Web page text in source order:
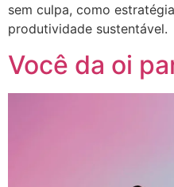
sem culpa, como
produtividade sustentável.
Você da oi